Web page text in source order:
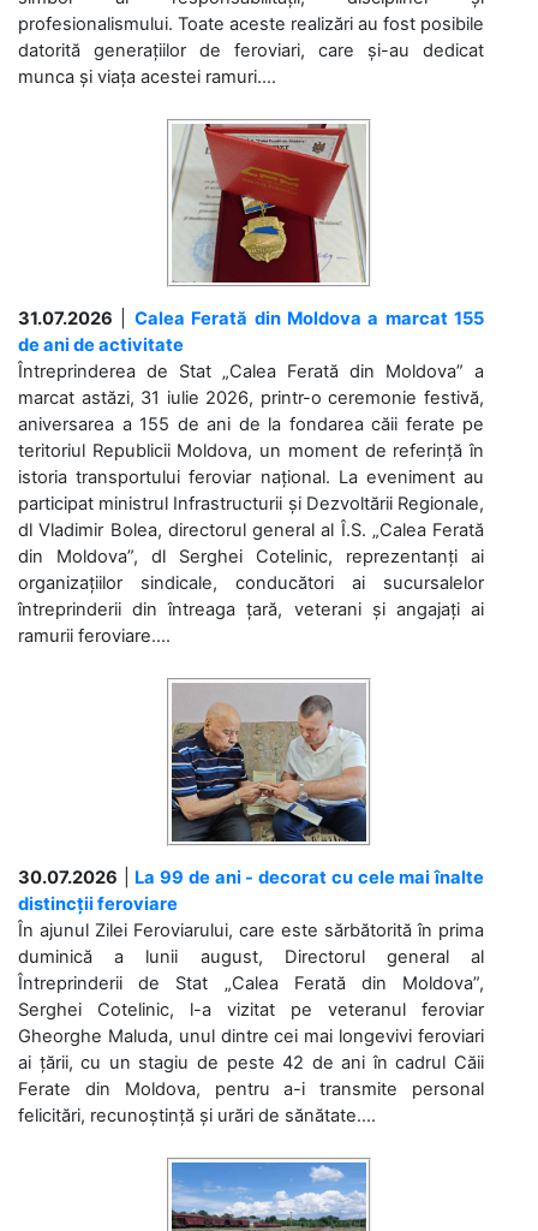
profesionalismului. Toate aceste realizări au fost posibile
datorită generațiilor de feroviari, care și-au dedicat
munca și viața acestei ramuri....
31.07.2026
Calea Ferată din Moldova a marcat 155
de ani de activitate
Întreprinderea de Stat „Calea Ferată din Moldova” a
marcat astăzi, 31 iulie 2026, printr-o ceremonie festivă,
aniversarea a 155 de ani de la fondarea căii ferate pe
teritoriul Republicii Moldova, un moment de referință în
istoria transportului feroviar național. La eveniment au
participat ministrul Infrastructurii și Dezvoltării Regionale,
dl Vladimir Bolea, directorul general al Î.S. „Calea Ferată
din Moldova”, dl Serghei Cotelinic, reprezentanți ai
organizațiilor sindicale, conducători ai sucursalelor
întreprinderii din întreaga țară, veterani și angajați ai
ramurii feroviare....
30.07.2026
La 99 de ani - decorat cu cele mai înalte
distincții feroviare
În ajunul Zilei Feroviarului, care este sărbătorită în prima
duminică a lunii august, Directorul general al
Întreprinderii de Stat „Calea Ferată din Moldova”,
Serghei Cotelinic, l-a vizitat pe veteranul feroviar
Gheorghe Maluda, unul dintre cei mai longevivi feroviari
ai țării, cu un stagiu de peste 42 de ani în cadrul Căii
Ferate din Moldova, pentru a-i transmite personal
felicitări, recunoștință și urări de sănătate....